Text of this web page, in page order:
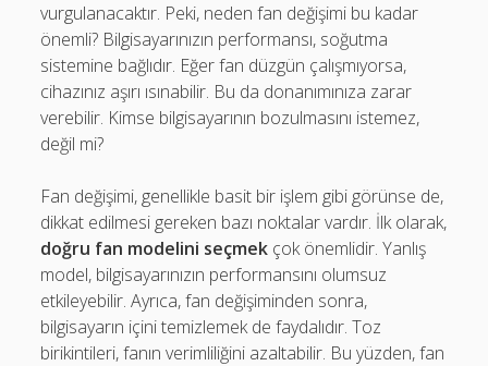
vurgulanacaktır. Peki, neden fan değişimi bu kadar
önemli? Bilgisayarınızın performansı, soğutma
sistemine bağlıdır. Eğer fan düzgün çalışmıyorsa,
cihazınız aşırı ısınabilir. Bu da donanımınıza zarar
verebilir. Kimse bilgisayarının bozulmasını istemez,
değil mi?
Fan değişimi, genellikle basit bir işlem gibi görünse de,
dikkat edilmesi gereken bazı noktalar vardır. İlk olarak,
doğru fan modelini seçmek çok önemlidir. Yanlış
model, bilgisayarınızın performansını olumsuz
etkileyebilir. Ayrıca, fan değişiminden sonra,
bilgisayarın içini temizlemek de faydalıdır. Toz
birikintileri, fanın verimliliğini azaltabilir. Bu yüzden, fan